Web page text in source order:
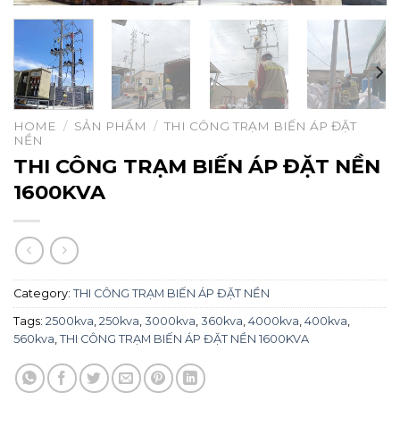
HOME / SẢN PHẨM / THI CÔNG TRẠM BIẾN ÁP ĐẶT
NỀN
THI CÔNG TRẠM BIẾN ÁP ĐẶT NỀN
1600KVA
Category: THI CÔNG TRẠM BIẾN ÁP ĐẶT NỀN
Tags: 2500kva 250kva 3000kva 360kva 4000kva 400kva
560kva THI CÔNG TRẠM BIẾN ÁP ĐẶT NỀN 1600KVA